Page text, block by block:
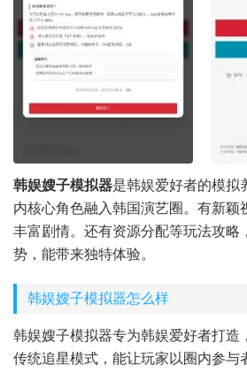
韩娱嫂子模拟器是韩娱爱好者的模拟
内核心角色融入韩国演艺圈。有新颖
丰富剧情。还有资源分配等玩法攻略
势，能带来独特体验。
韩娱嫂子模拟器怎么样
韩娱嫂子模拟器专为韩娱爱好者打造
传统追星模式，能让玩家以圈内参与